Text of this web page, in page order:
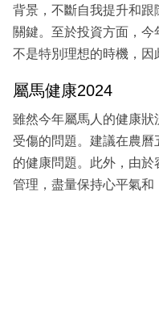
背景，不斷自我提升和
關鍵。至於投資方面，
不是特別理想的時機，因
屬馬健康2024
雖然今年屬馬人的健康
受傷的問題。建議在農
的健康問題。此外，由
管理，盡量保持心平氣和